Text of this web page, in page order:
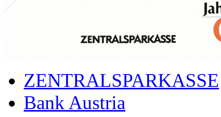
ZENTRALSPARKASSE
Bank Austria